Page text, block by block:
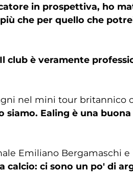
in prospettiva, ho
che per quello che
club è veramente
nel mini tour britannico
siamo. Ealing è una
Emiliano Bergamaschi
calcio: ci sono un po' di